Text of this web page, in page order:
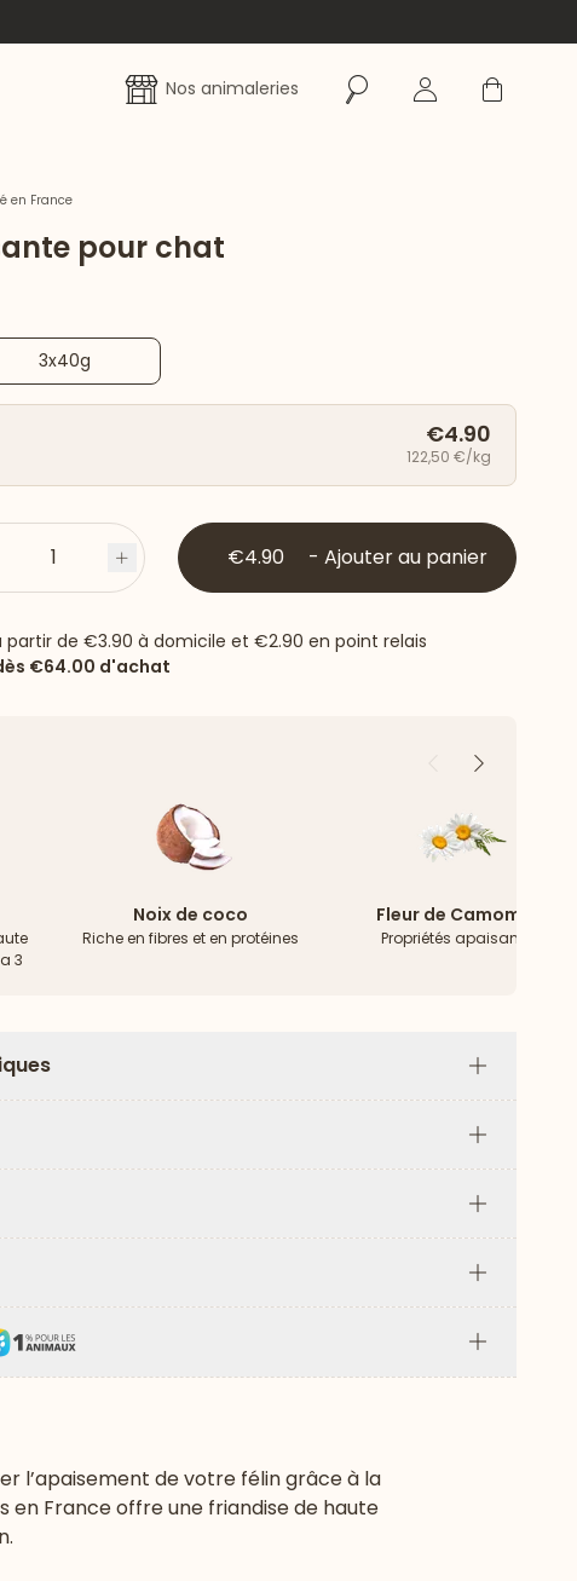
Nos animaleries RechercherSe connecter
Panier
en France
pour chat
3x40g
€4.90
122,50 €/kg
1 Plus €4.90 - Ajouter au panier
partir de €3.90 à domicile et €2.90 en point relais
€64.00 d'achat
PrécédentSuivant
3
Noix de coco
Riche en fibres et en protéines
Fleur de Camomille
Propriétés apaisantes
Plus
Plus
Plus
Plus
l’apaisement de votre félin grâce à la
France offre une friandise de haute